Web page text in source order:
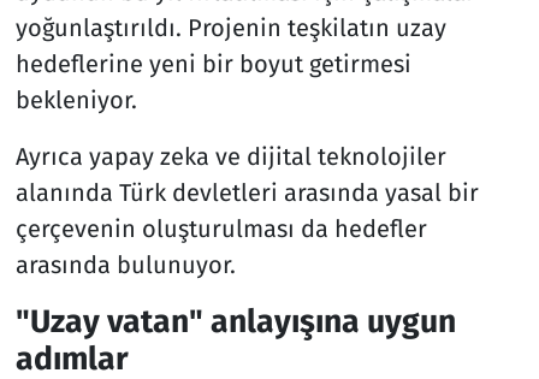
yoğunlaştırıldı. Projenin teşkilatın uzay
hedeflerine yeni bir boyut getirmesi
bekleniyor.
Ayrıca yapay zeka ve dijital teknolojiler
alanında Türk devletleri arasında yasal bir
çerçevenin oluşturulması da hedefler
arasında bulunuyor.
"Uzay vatan" anlayışına uygun
adımlar